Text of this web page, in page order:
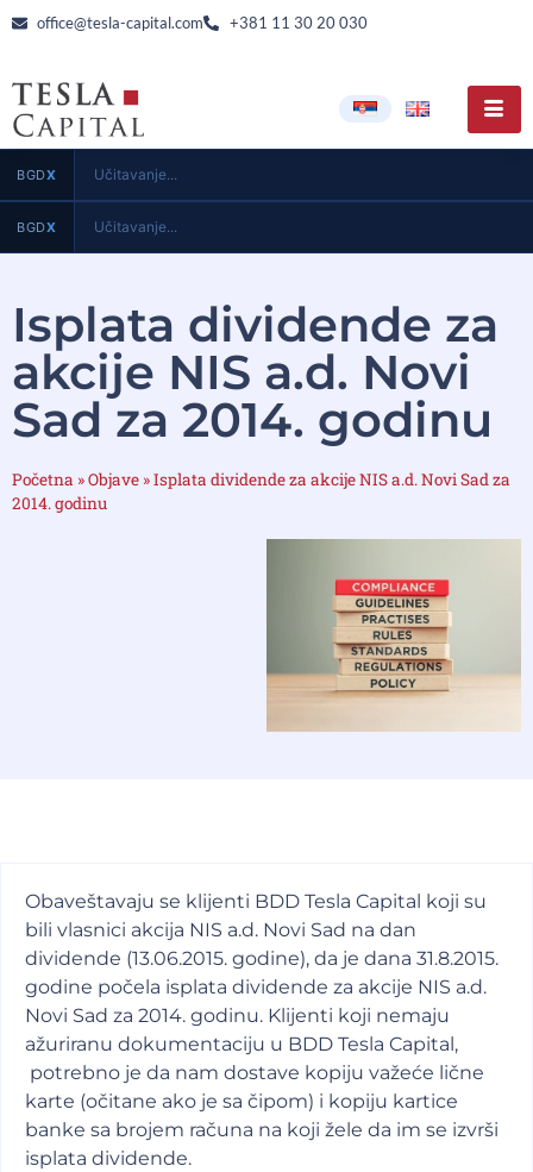
office@tesla-capital.com +381 11 30 20 030
BGDX Učitavanje...
BGDX Učitavanje...
Isplata dividende za
akcije NIS a.d. Novi
Sad za 2014. godinu
Početna »Objave »Isplata dividende za akcije NIS a.d. Novi Sad za
2014. godinu
Obaveštavaju se klijenti BDD Tesla Capital koji su
bili vlasnici akcija NIS a.d. Novi Sad na dan
dividende (13.06.2015. godine), da je dana 31.8.2015.
godine počela isplata dividende za akcije NIS a.d.
Novi Sad za 2014. godinu. Klijenti koji nemaju
ažuriranu dokumentaciju u BDD Tesla Capital,
potrebno je da nam dostave kopiju važeće lične
karte (očitane ako je sa čipom) i kopiju kartice
banke sa brojem računa na koji žele da im se izvrši
isplata dividende.